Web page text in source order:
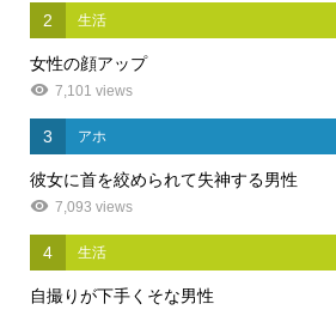
2 生活
女性の顔アップ
7,101 views
3 アホ
彼女に首を絞められて失神する男性
7,093 views
4 生活
自撮りが下手くそな男性